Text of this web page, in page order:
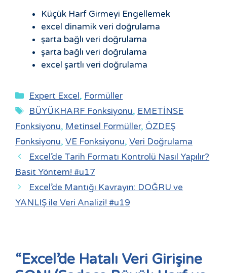
Küçük Harf Girmeyi Engellemek
excel dinamik veri doğrulama
şarta bağlı veri doğrulama
şarta bağlı veri doğrulama
excel şartlı veri doğrulama
Expert Excel, Formüller
BÜYÜKHARF Fonksiyonu, EMETİNSE
Fonksiyonu, Metinsel Formüller, ÖZDEŞ
Fonksiyonu, VE Fonksiyonu, Veri Doğrulama
Excel’de Tarih Formatı Kontrolü Nasıl Yapılır?
Basit Yöntem! #u17
Excel’de Mantığı Kavrayın: DOĞRU ve
YANLIŞ ile Veri Analizi! #u19
“Excel’de Hatalı Veri Girişine